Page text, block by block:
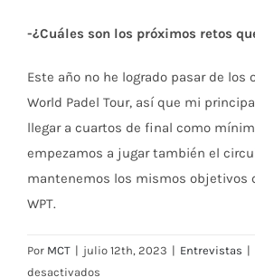
-¿Cuáles son los próximos retos
Este año no he logrado pasar de los
World Padel Tour, así que mi
llegar a cuartos de final como
empezamos a jugar también el
mantenemos los mismos objetivos
WPT.
Por MCT | julio 12th, 2023 | Entrevistas |
desactivados